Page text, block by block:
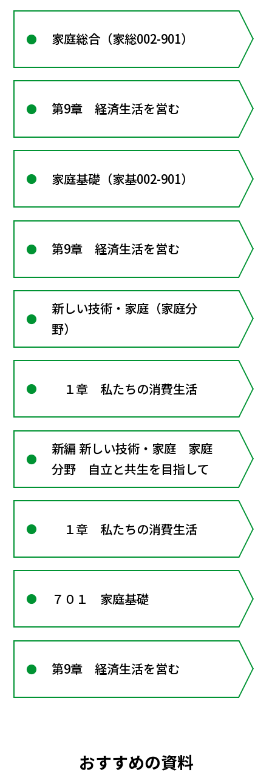
家庭総合（家総002-901）
第9章 経済生活を営む
家庭基礎（家基002-901）
第9章 経済生活を営む
新しい技術・家庭（家庭分
野）
１章 私たちの消費生活
新編 新しい技術・家庭 家庭
分野 自立と共生を目指して
１章 私たちの消費生活
７０１ 家庭基礎
第9章 経済生活を営む
おすすめの資料